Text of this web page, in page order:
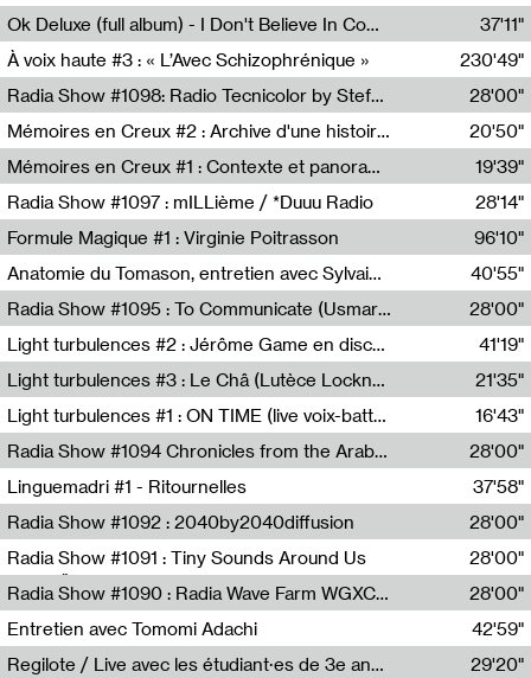
Francesco Russo,Scuola della Crisi
Ok Deluxe (full album) - I Don't Believe In Computing
37'11"
À voix haute #3 : « L’Avec Schizophrénique »
230'49"
Radia Show #1098: Radio Tecnicolor by Stefan Nussbaumer & Georg Zichy (Radio Orange 94.0)
Radio Orange 94.0
28'00"
Mémoires en Creux #2 : Archive d'une histoire artistique
Sophie Auger-Grappin
20'50"
Mémoires en Creux #1 : Contexte et panorama
Sophie Auger-Grappin
19'39"
Radia Show #1097 : mILLième / *Duuu Radio
28'14"
Formule Magique #1 : Virginie Poitrasson
Nathalie Lacroix,Virginie Poitrasson
96'10"
Anatomie du Tomason, entretien avec Sylvain Cardonnel
Loraine Baud,Sylvain Cardonnel
40'55"
Radia Show #1095 : To Communicate (Usmaradio)
Usmaradio
28'00"
Light turbulences #2 : Jérôme Game en discussion avec Thomas Corlin
41'19"
Light turbulences #3 : Le Châ (Lutèce Lockness)
Lutèce Lockness
21'35"
Light turbulences #1 : ON TIME (live voix-batterie) avec Jérôme Game & Jean-Michel Espitallier
Jérôme Game,Jean-Michel Espitallier
16'43"
Radia Show #1094 Chronicles from the Arab Cold War by Ghazi Barakat
Reboot.fm
28'00"
Linguemadri #1 - Ritournelles
Meris Angioletti
37'58"
Radia Show #1092 : 2040by2040diffusion
Diffusion FM
28'00"
Radia Show #1091 : Tiny Sounds Around Us
Radio Študent
28'00"
Radia Show #1090 : Radia Wave Farm WGXC Corey De Juan Sherrard Jr Startalk
Wave Farm
28'00"
Entretien avec Tomomi Adachi
Tomomi Adachi,Loraine Baud
42'59"
Regilote / Live avec les étudiant·es de 3e année de l'EMA
29'20"